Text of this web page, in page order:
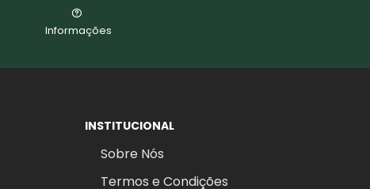
Informações
INSTITUCIONAL
Sobre Nós
Termos e Condições